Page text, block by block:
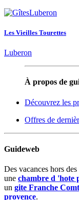
Les Vieilles Tourettes
Luberon
À propos de
Découvrez les
Offres de
Guideweb
Des vacances hors
une chambre d 'hote
un gite Franche
provence.